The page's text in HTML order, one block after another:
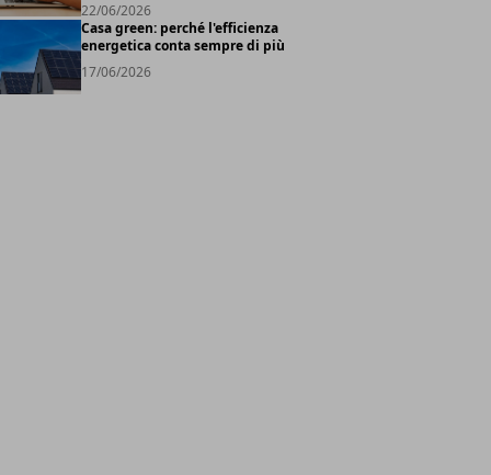
22/06/2026
Casa green: perché l'efficienza
energetica conta sempre di più
17/06/2026